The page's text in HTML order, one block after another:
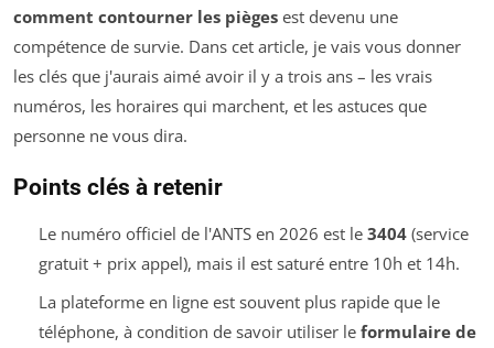
comment contourner les pièges est devenu une
compétence de survie. Dans cet article, je vais vous donner
les clés que j'aurais aimé avoir il y a trois ans – les vrais
numéros, les horaires qui marchent, et les astuces que
personne ne vous dira.
Points clés à retenir
Le numéro officiel de l'ANTS en 2026 est le 3404(service
gratuit + prix appel), mais il est saturé entre 10h et 14h.
La plateforme en ligne est souvent plus rapide que le
téléphone, à condition de savoir utiliser le formulaire de